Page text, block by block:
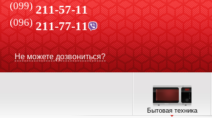
(099) 211-57-11
(096)211-77-11
Не можете дозвониться?
Бытовая техника